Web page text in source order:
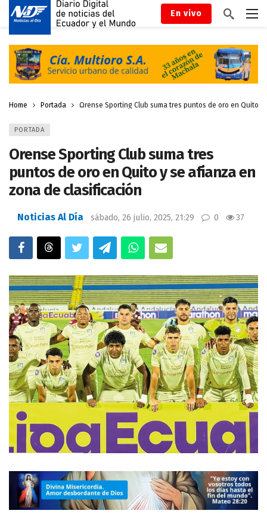
En vivo
Home Portada Orense Sporting Club suma tres puntos de oro en Quito
PORTADA
Orense Sporting Club suma tres
puntos de oro en Quito y se afianza en
zona de clasificación
Noticias Al Día sábado, 26 julio, 2025, 21:29 0 37